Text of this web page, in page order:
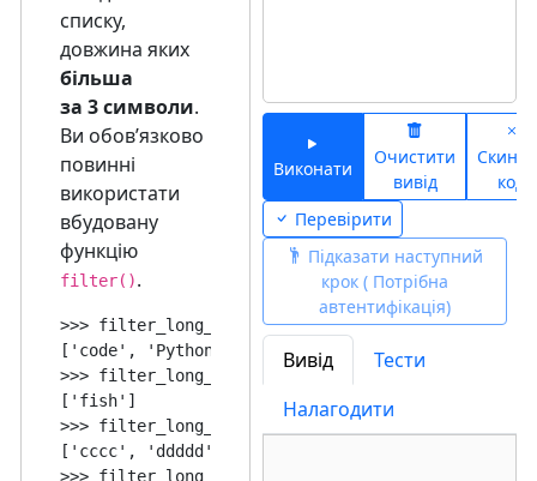
списку,
довжина яких
більша
за 3 символи.
Ви обовʼязково
повинні
використати
вбудовану
функцію
filter().
>>> filter_long_words(["a", "the", "code",
['code', 'Python']
>>> filter_long_words(["cat", "dog", "fish",
['fish']
>>> filter_long_words(["", "aa", "bbb", "cccc",
['cccc', 'ddddd']
>>> filter_long_words([])
Виконати
Очистити
вивід
код
Перевірити
крок ( Потрібна
автентифікація)
Вивід
Тести
Налагодити